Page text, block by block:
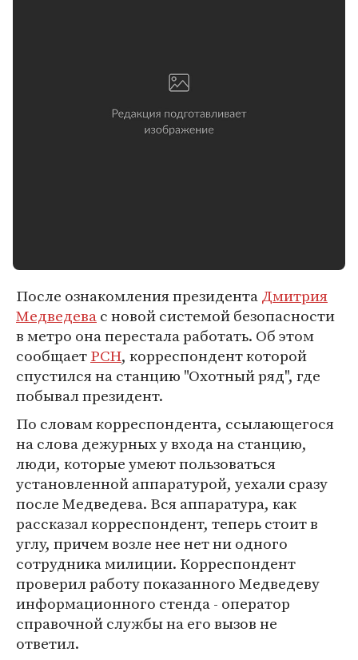
После ознакомления президентаДмитрия
Медведевас новой системой безопасности
в метро она перестала работать. Об этом
сообщаетРСН, корреспондент которой
спустился на станцию "Охотный ряд", где
побывал президент.
По словам корреспондента, ссылающегося
на слова дежурных у входа на станцию,
люди, которые умеют пользоваться
установленной аппаратурой, уехали сразу
после Медведева. Вся аппаратура, как
рассказал корреспондент, теперь стоит в
углу, причем возле нее нет ни одного
сотрудника милиции. Корреспондент
проверил работу показанного Медведеву
информационного стенда - оператор
справочной службы на его вызов не
ответил.